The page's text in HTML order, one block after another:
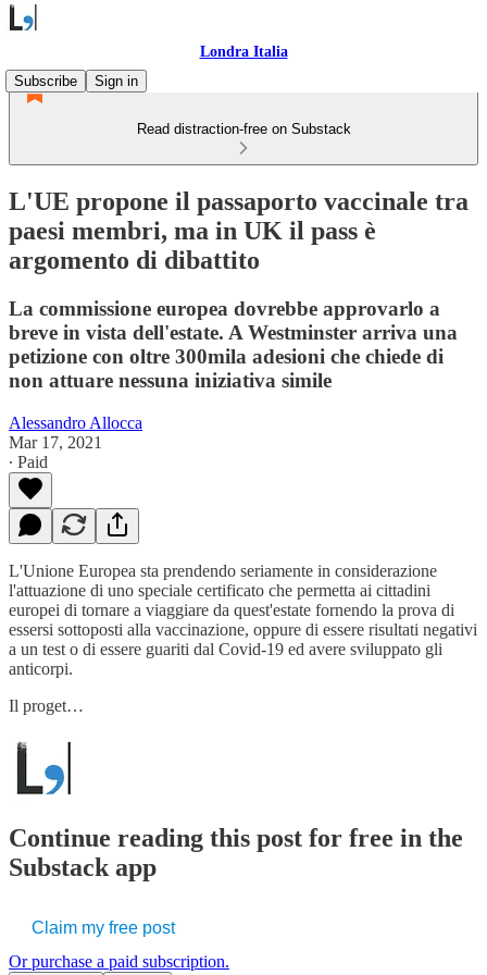
Londra Italia
Subscribe
Sign in
Read distraction-free on Substack
L'UE propone il passaporto vaccinale tra
paesi membri, ma in UK il pass è
argomento di dibattito
La commissione europea dovrebbe approvarlo a
breve in vista dell'estate. A Westminster arriva una
petizione con oltre 300mila adesioni che chiede di
non attuare nessuna iniziativa simile
Alessandro Allocca
Mar 17, 2021
∙ Paid
L'Unione Europea sta prendendo seriamente in considerazione
l'attuazione di uno speciale certificato che permetta ai cittadini
europei di tornare a viaggiare da quest'estate fornendo la prova di
essersi sottoposti alla vaccinazione, oppure di essere risultati negativi
a un test o di essere guariti dal Covid-19 ed avere sviluppato gli
anticorpi.
Il proget…
Continue reading this post for free in the
Substack app
Claim my free post
Or purchase a paid subscription.